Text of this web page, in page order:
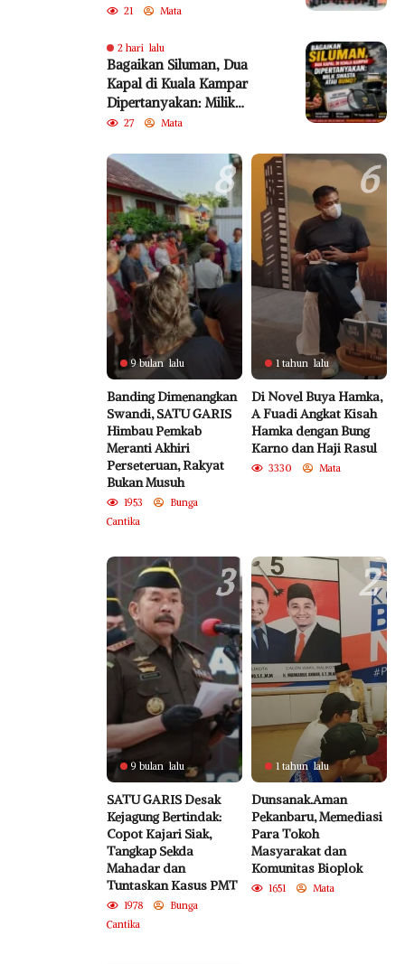
Pengabdian untuk
21 Mata
2 hari lalu
Bagaikan Siluman, Dua
Kapal di Kuala Kampar
Dipertanyakan: Milik
Swasta atau BUMD?
27 Mata
8
9 bulan lalu
Banding Dimenangkan
Swandi, SATU GARIS
Himbau Pemkab
Meranti Akhiri
Perseteruan, Rakyat
Bukan Musuh
1953
Bunga
Cantika
6
1 tahun lalu
Di Novel Buya Hamka,
A Fuadi Angkat Kisah
Hamka dengan Bung
Karno dan Haji Rasul
3330 Mata
3
9 bulan lalu
SATU GARIS Desak
Kejagung Bertindak:
Copot Kajari Siak,
Tangkap Sekda
Mahadar dan
Tuntaskan Kasus PMT
1978
Bunga
Cantika
2
1 tahun lalu
Dunsanak.Aman
Pekanbaru, Memediasi
Para Tokoh
Masyarakat dan
Komunitas Bioplok
1651 Mata